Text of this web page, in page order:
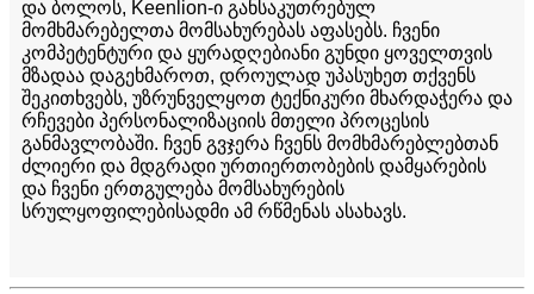
და ბოლოს, Keenlion-ი განსაკუთრებულ
მომხმარებელთა მომსახურებას აფასებს. ჩვენი
კომპეტენტური და ყურადღებიანი გუნდი ყოველთვის
მზადაა დაგეხმაროთ, დროულად უპასუხეთ თქვენს
შეკითხვებს, უზრუნველყოთ ტექნიკური მხარდაჭერა და
რჩევები პერსონალიზაციის მთელი პროცესის
განმავლობაში. ჩვენ გვჯერა ჩვენს მომხმარებლებთან
ძლიერი და მდგრადი ურთიერთობების დამყარების
და ჩვენი ერთგულება მომსახურების
სრულყოფილებისადმი ამ რწმენას ასახავს.